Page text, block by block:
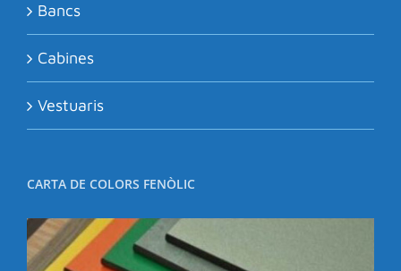
Bancs
Cabines
Vestuaris
CARTA DE COLORS FENÒLIC